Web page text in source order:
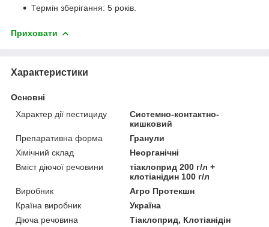
Термін зберігання: 5 років.
Приховати
Характеристики
Основні
Характер дії пестициду
Системно-контактно-
кишковий
Препаративна форма
Гранули
Хімічний склад
Неорганічні
Вміст діючої речовини
тіаклоприд 200 г/л +
клотіанідин 100 г/л
Виробник
Агро Протекшн
Країна виробник
Україна
Діюча речовина
Тіаклоприд, Клотіанідін